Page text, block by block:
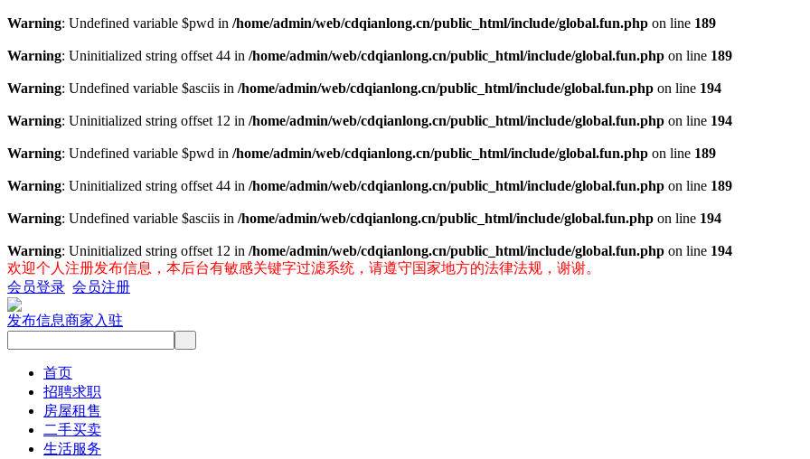
Warning: Undefined variable $pwd in /home/admin/web/cdqianlong.cn/public_html/include/global.fun.php on line 189
Warning: Uninitialized string offset 44 in /home/admin/web/cdqianlong.cn/public_html/include/global.fun.php on line 189
Warning: Undefined variable $asciis in /home/admin/web/cdqianlong.cn/public_html/include/global.fun.php on line 194
Warning: Uninitialized string offset 12 in /home/admin/web/cdqianlong.cn/public_html/include/global.fun.php on line 194
Warning: Undefined variable $pwd in /home/admin/web/cdqianlong.cn/public_html/include/global.fun.php on line 189
Warning: Uninitialized string offset 44 in /home/admin/web/cdqianlong.cn/public_html/include/global.fun.php on line 189
Warning: Undefined variable $asciis in /home/admin/web/cdqianlong.cn/public_html/include/global.fun.php on line 194
Warning: Uninitialized string offset 12 in /home/admin/web/cdqianlong.cn/public_html/include/global.fun.php on line 194
欢迎个人注册发布信息，本后台有敏感关键字过滤系统，请遵守国家地方的法律法规，谢谢。
会员登录 会员注册
发布信息商家入驻
首页
招聘求职
房屋租售
二手买卖
生活服务